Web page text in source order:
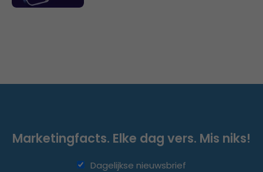
Marketingfacts. Elke dag vers. Mis niks!
Dagelijkse nieuwsbrief